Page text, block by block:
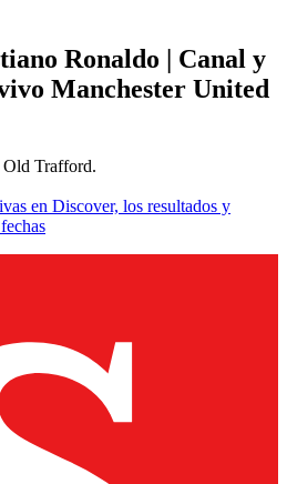
Ronaldo | Canal y
Manchester United
Old Trafford.
en Discover, los resultados y